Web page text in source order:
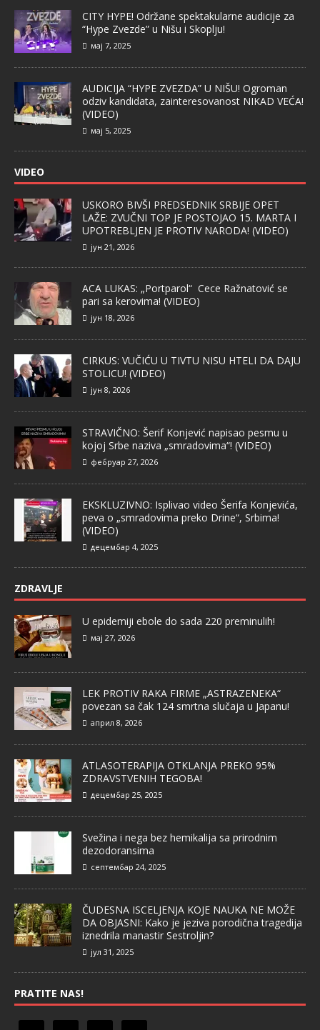
CITY HYPE! Održane spektakularne audicije za
“Hype Zvezde” u Nišu i Skoplju!
мај 7, 2025
AUDICIJA “HYPE ZVEZDA” U NIŠU! Ogroman
odziv kandidata, zainteresovanost NIKAD VEĆA!
(VIDEO)
мај 5, 2025
VIDEO
USKORO BIVŠI PREDSEDNIK SRBIJE OPET
LAŽE: ZVUČNI TOP JE POSTOJAO 15. MARTA I
UPOTREBLJEN JE PROTIV NARODA! (VIDEO)
јун 21, 2026
ACA LUKAS: „Portparol“ Cece Ražnatović se
pari sa kerovima! (VIDEO)
јун 18, 2026
CIRKUS: VUČIĆU U TIVTU NISU HTELI DA DAJU
STOLICU! (VIDEO)
јун 8, 2026
STRAVIČNO: Šerif Konjević napisao pesmu u
kojoj Srbe naziva „smradovima“! (VIDEO)
фебруар 27, 2026
EKSKLUZIVNO: Isplivao video Šerifa Konjevića,
peva o „smradovima preko Drine“, Srbima!
(VIDEO)
децембар 4, 2025
ZDRAVLJE
U epidemiji ebole do sada 220 preminulih!
мај 27, 2026
LEK PROTIV RAKA FIRME „ASTRAZENEKA“
povezan sa čak 124 smrtna slučaja u Japanu!
април 8, 2026
ATLASOTERAPIJA OTKLANJA PREKO 95%
ZDRAVSTVENIH TEGOBA!
децембар 25, 2025
Svežina i nega bez hemikalija sa prirodnim
dezodoransima
септембар 24, 2025
ČUDESNA ISCELJENJA KOJE NAUKA NE MOŽE
DA OBJASNI: Kako je jeziva porodična tragedija
iznedrila manastir Sestroljin?
јул 31, 2025
PRATITE NAS!